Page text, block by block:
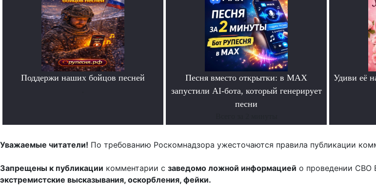
Поддержи наших бойцов песней
Песня вместо открытки: в MAX
запустили AI-бота, который генерирует
песни
Удиви её
Уважаемые читатели! По требованию Роскомнадзора ужесточаются правила публикации
Запрещены к публикации комментарии с заведомо ложной информацией о проведении СВО
экстремистские высказывания, оскорбления, фейки.